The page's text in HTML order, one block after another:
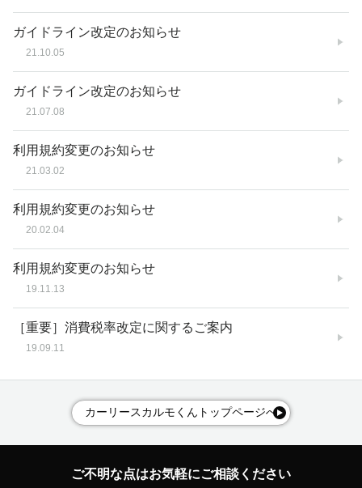
ガイドライン改定のお知らせ
21.10.05
ガイドライン改定のお知らせ
21.07.08
利用規約変更のお知らせ
21.03.02
利用規約変更のお知らせ
20.02.04
利用規約変更のお知らせ
19.11.13
［重要］消費税率改定に関するご案内
19.09.11
カーリースカルモくんトップページへ
ご不明な点はお気軽にご相談ください